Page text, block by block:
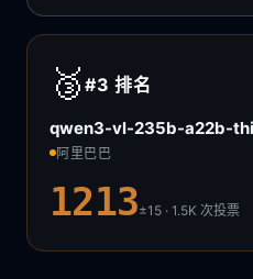
🥉 #3排名
qwen3-vl-235b-a22b-
阿里巴巴
1213±15 · 1.5K次投票